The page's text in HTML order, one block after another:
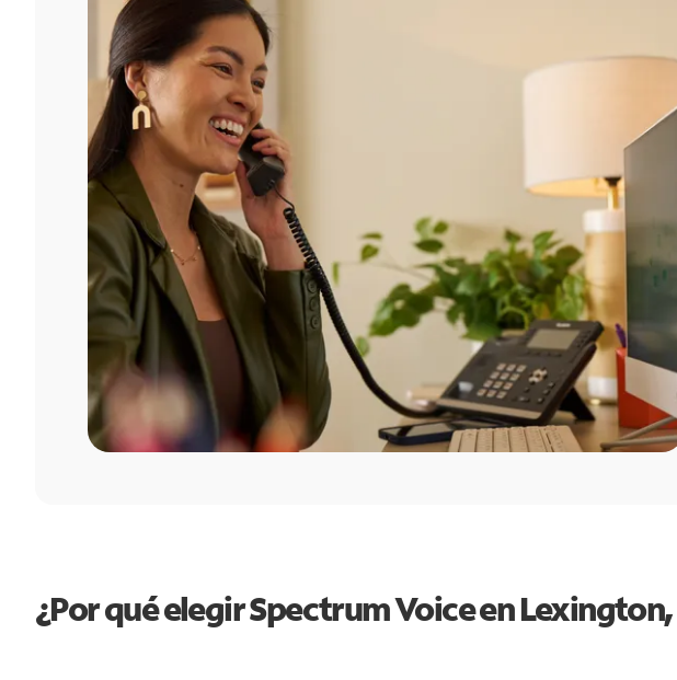
¿Por qué elegir Spectrum Voice en Lexington,